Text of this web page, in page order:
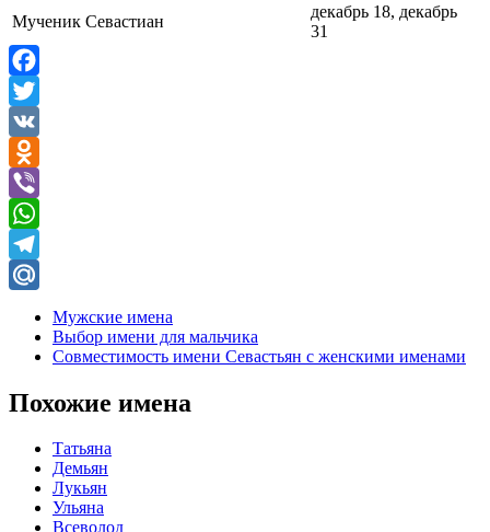
Мученик Севастиан
декабрь 18, декабрь
31
Facebook
Twitter
VK
Odnoklassniki
Viber
WhatsApp
Telegram
Мужские имена
Выбор имени для мальчика
Совместимость имени Севастьян с женскими именами
Похожие имена
Татьяна
Демьян
Лукьян
Ульяна
Всеволод